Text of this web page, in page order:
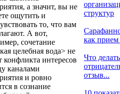
а значит, вы не
ощутить и
то, что вам
А вот,
сочетание
целебная вода> не
конфликта интересов
каналами
и ровно
в сознание
структур
как прием
Что
отзыв...